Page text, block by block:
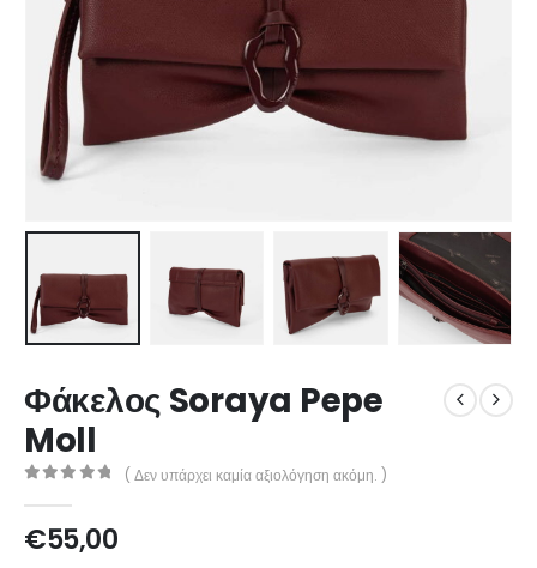
Φάκελος Soraya Pepe
Moll
( Δεν υπάρχει καμία αξιολόγηση ακόμη. )
€55,00